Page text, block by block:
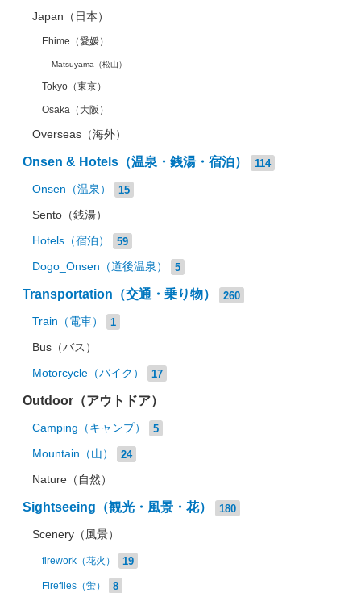
Japan（日本）
Ehime（愛媛）
Matsuyama（松山）
Tokyo（東京）
Osaka（大阪）
Overseas（海外）
Onsen & Hotels（温泉・銭湯・宿泊） 114
Onsen（温泉） 15
Sento（銭湯）
Hotels（宿泊） 59
Dogo_Onsen（道後温泉） 5
Transportation（交通・乗り物） 260
Train（電車） 1
Bus（バス）
Motorcycle（バイク） 17
Outdoor（アウトドア）
Camping（キャンプ） 5
Mountain（山） 24
Nature（自然）
Sightseeing（観光・風景・花） 180
Scenery（風景）
firework（花火） 19
Fireflies（蛍） 8